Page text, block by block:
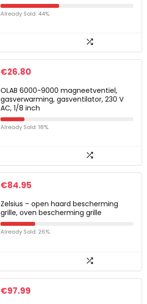
Already Sold: 44%
€26.80
OLAB 6000-9000 magneetventiel,
gasverwarming, gasventilator, 230 V
AC, 1/8 inch
Already Sold: 18%
€84.95
Zelsius – open haard bescherming
grille, oven bescherming grille
Already Sold: 26%
€97.99